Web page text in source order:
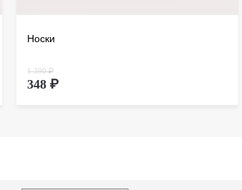
Носки
1 390 ₽
348 ₽